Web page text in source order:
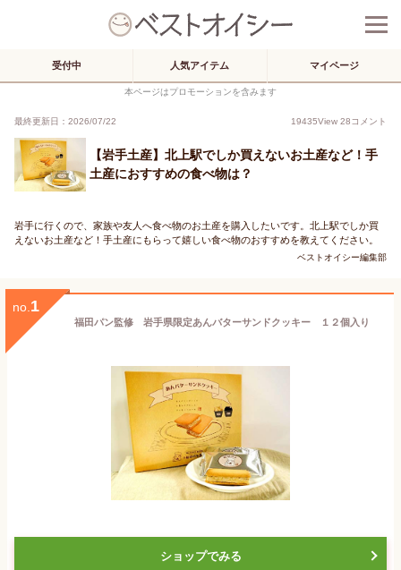
受付中 人気アイテム マイページ
本ページはプロモーションを含みます
最終更新日：2026/07/22 19435View 28コメント
【岩手土産】北上駅でしか買えないお土産など！手
土産におすすめの食べ物は？
岩手に行くので、家族や友人へ食べ物のお土産を購入したいです。北上駅でしか買
えないお土産など！手土産にもらって嬉しい食べ物のおすすめを教えてください。
ベストオイシー編集部
no. 1
福田パン監修 岩手県限定あんバターサンドクッキー １２個入り
ショップでみる